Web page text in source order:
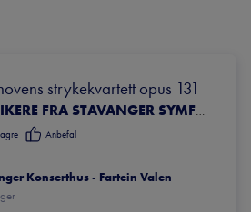
strykekvartett opus 131
MUSIKERE FRA STAVANGER SYMFONIORKESTER
Anbefal
Konserthus - Fartein Valen